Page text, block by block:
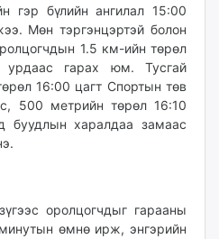
гэр бүлийн ангилал 15:00
Мөн тэргэнцэртэй болон
1.5 км-ийн төрөл
гарах юм. Тусгай
16:00 цагт Спортын төв
500 метрийн төрөл 16:10
буудлын харалдаа замаас
оролцогчдыг гарааны
өмнө ирж, энгэрийн